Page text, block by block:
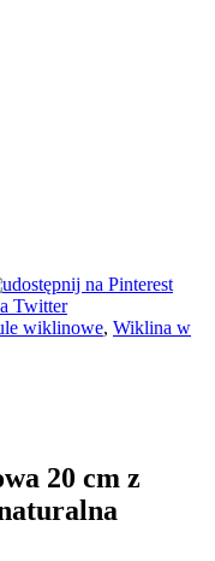
wiklinowe, Wiklina w
20 cm z